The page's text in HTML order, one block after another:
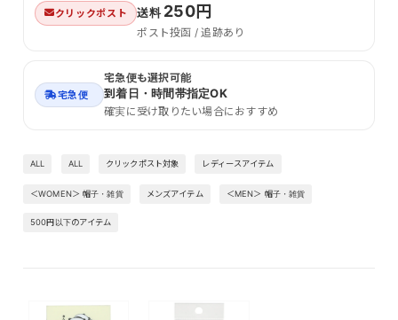
クリックポスト 送料250円
ポスト投函 / 追跡あり
宅急便
宅急便も選択可能
到着日・時間帯指定OK
確実に受け取りたい場合におすすめ
ALL ALL クリックポスト対象 レディースアイテム
＜WOMEN＞ 帽子・雑貨 メンズアイテム ＜MEN＞ 帽子・雑貨
500円以下のアイテム